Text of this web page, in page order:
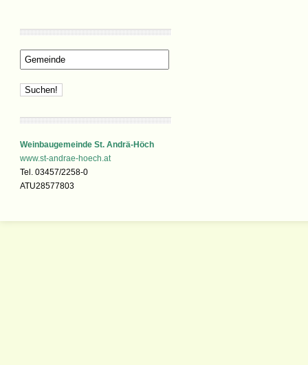
Weinbaugemeinde St. Andrä-Höch
www.st-andrae-hoech.at
Tel. 03457/2258-0
ATU28577803